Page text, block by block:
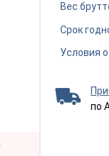
Вес
Срок
Условия
по